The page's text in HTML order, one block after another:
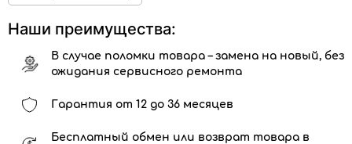
Наши преимущества:
В случае поломки товара – замена на новый, без
ожидания сервисного ремонта
Гарантия от 12 до 36 месяцев
Бесплатный обмен или возврат товара в